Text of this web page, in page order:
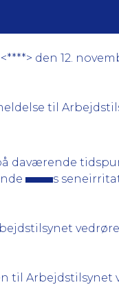
den 12.
til
daværende
s
til Arbejdstilsynet